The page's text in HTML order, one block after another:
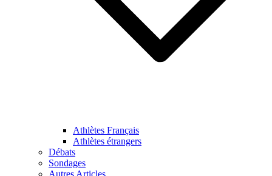
Athlètes Français
Athlètes étrangers
Débats
Sondages
Autres Articles